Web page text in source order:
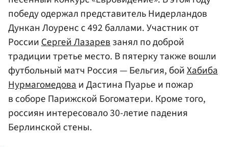
победу одержал представитель Нидерландов
Дункан Лоуренс с 492 баллами. Участник от
России Сергей Лазарев занял по доброй
традиции третье место. В пятерку также вошли
футбольный матч Россия — Бельгия, бойХабиба
Нурмагомедова и Дастина Пуарье и пожар
в соборе Парижской Богоматери. Кроме того,
россиян интересовало 30-летие падения
Берлинской стены.